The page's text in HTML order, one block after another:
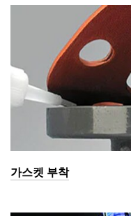
가스켓 부착